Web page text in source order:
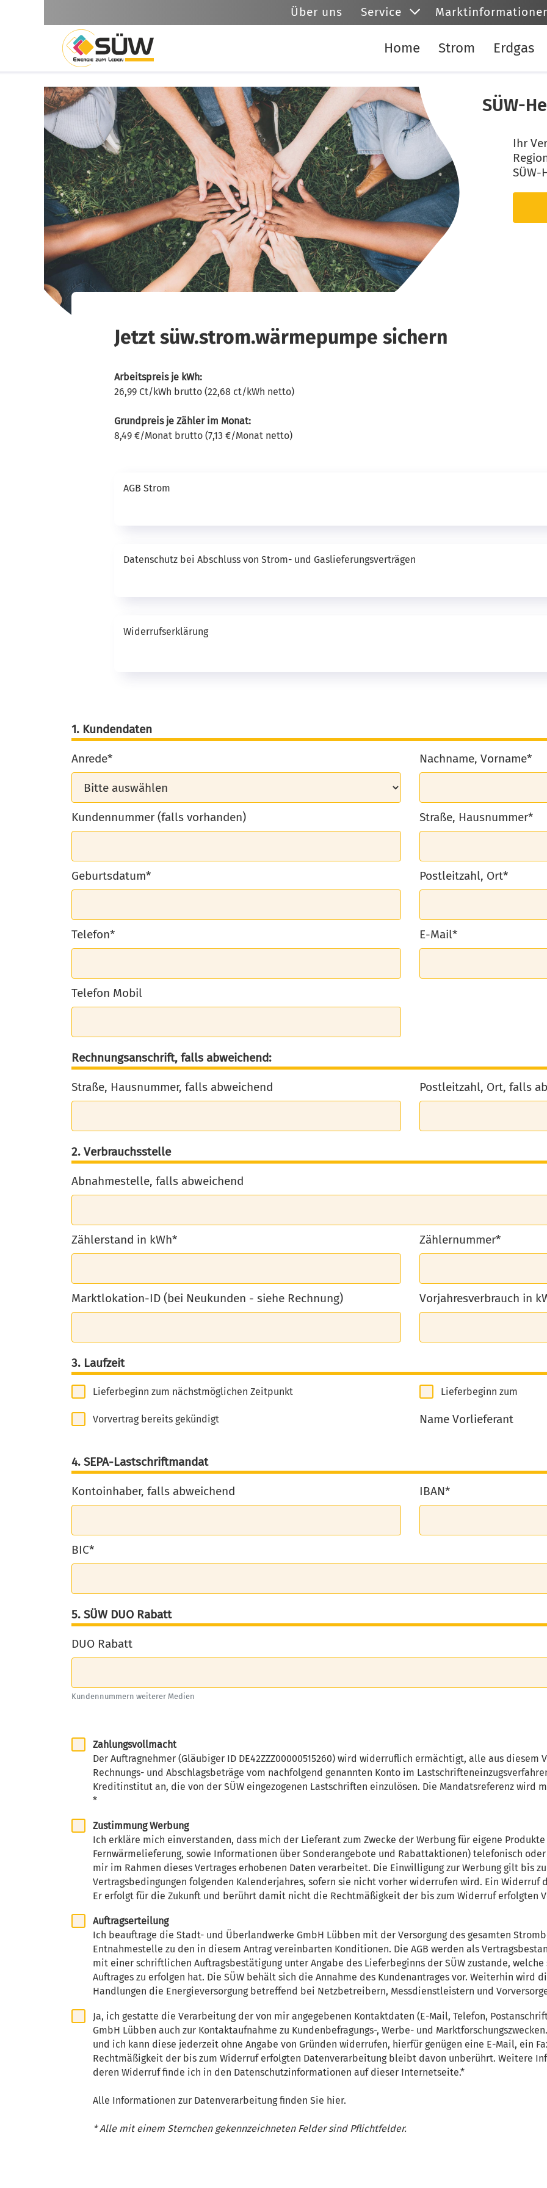
Über uns Service
Home
Strom Erdgas
SÜW-
Ihr
SÜW-
Jetzt süw.strom.wärmepumpe sichern
Arbeitspreis je kWh:
26,99 Ct/kWh brutto (22,68 ct/kWh netto)
Grundpreis je Zähler im Monat:
8,49 €/Monat brutto (7,13 €/Monat netto)
AGB Strom
Datenschutz bei Abschluss von Strom- und Gaslieferungsverträgen
Widerrufserklärung
1. Kundendaten
Anrede* Nachname, Vorname*
Kundennummer (falls vorhanden) Straße, Hausnummer*
Geburtsdatum* Postleitzahl, Ort*
Telefon* E-Mail*
Telefon Mobil
Rechnungsanschrift, falls abweichend:
Straße, Hausnummer, falls abweichend Postleitzahl, Ort, falls
2. Verbrauchsstelle
Abnahmestelle, falls abweichend
Zählerstand in kWh* Zählernummer*
Marktlokation-ID (bei Neukunden - siehe Rechnung) Vorjahresverbrauch in
3. Laufzeit
Lieferbeginn zum nächstmöglichen Zeitpunkt Lieferbeginn zum
Vorvertrag bereits gekündigt Name Vorlieferant
4. SEPA-Lastschriftmandat
Kontoinhaber, falls abweichend IBAN*
BIC*
5. SÜW DUO Rabatt
DUO Rabatt
Kundennummern weiterer Medien
Zahlungsvollmacht
Der Auftragnehmer (Gläubiger ID DE42ZZZ00000515260) wird widerruflich ermächtigt, alle aus diesem
Rechnungs- und Abschlagsbeträge vom nachfolgend genannten Konto im
Kreditinstitut an, die von der SÜW eingezogenen Lastschriften einzulösen. Die Mandatsreferenz wird
*
Zustimmung Werbung
Ich erkläre mich einverstanden, dass mich der Lieferant zum Zwecke der Werbung für eigene Produkte
Fernwärmelieferung, sowie Informationen über Sonderangebote und Rabattaktionen) telefonisch
mir im Rahmen dieses Vertrages erhobenen Daten verarbeitet. Die Einwilligung zur Werbung gilt bis
Vertragsbedingungen folgenden Kalenderjahres, sofern sie nicht vorher widerrufen wird. Ein
Er erfolgt für die Zukunft und berührt damit nicht die Rechtmäßigkeit der bis zum Widerruf erfolgten
Auftragserteilung
Ich beauftrage die Stadt- und Überlandwerke GmbH Lübben mit der Versorgung des gesamten
Entnahmestelle zu den in diesem Antrag vereinbarten Konditionen. Die AGB werden als
mit einer schriftlichen Auftragsbestätigung unter Angabe des Lieferbeginns der SÜW zustande, welche
Auftrages zu erfolgen hat. Die SÜW behält sich die Annahme des Kundenantrages vor. Weiterhin wird
Handlungen die Energieversorgung betreffend bei Netzbetreibern, Messdienstleistern und
Ja, ich gestatte die Verarbeitung der von mir angegebenen Kontaktdaten (E-Mail, Telefon,
GmbH Lübben auch zur Kontaktaufnahme zu Kundenbefragungs-, Werbe- und
und ich kann diese jederzeit ohne Angabe von Gründen widerrufen, hierfür genügen eine E-Mail, ein
Rechtmäßigkeit der bis zum Widerruf erfolgten Datenverarbeitung bleibt davon unberührt. Weitere
deren Widerruf finde ich in den Datenschutzinformationen auf dieser Internetseite.*
Alle Informationen zur Datenverarbeitung finden Sie hier.
* Alle mit einem Sternchen gekennzeichneten Felder sind Pflichtfelder.